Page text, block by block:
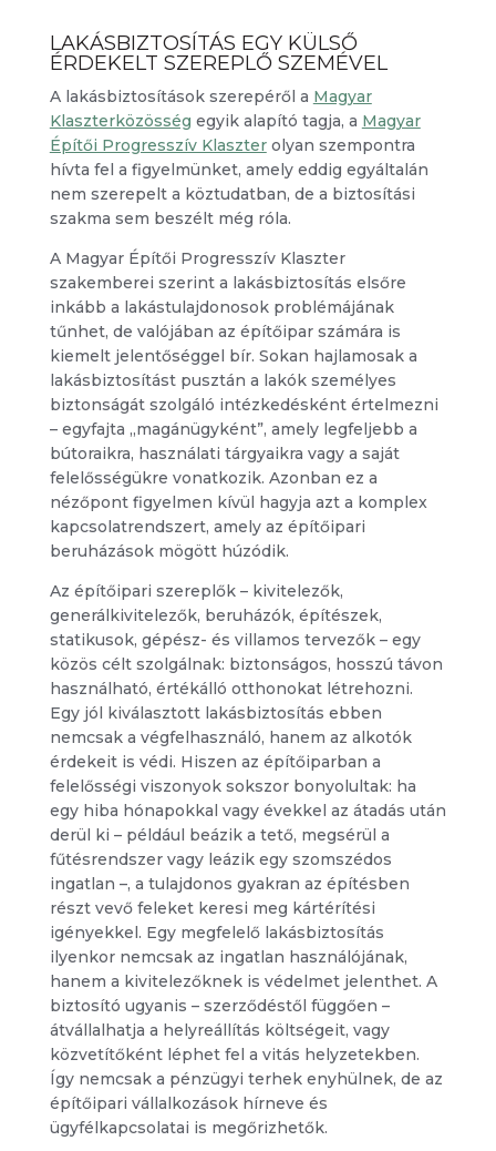
LAKÁSBIZTOSÍTÁS EGY KÜLSŐ
ÉRDEKELT SZEREPLŐ SZEMÉVEL
A lakásbiztosítások szerepéről a Magyar
Klaszterközösség egyik alapító tagja, a Magyar
Építői Progresszív Klaszterolyan szempontra
hívta fel a figyelmünket, amely eddig egyáltalán
nem szerepelt a köztudatban, de a biztosítási
szakma sem beszélt még róla.
A Magyar Építői Progresszív Klaszter
szakemberei szerint a lakásbiztosítás elsőre
inkább a lakástulajdonosok problémájának
tűnhet, de valójában az építőipar számára is
kiemelt jelentőséggel bír. Sokan hajlamosak a
lakásbiztosítást pusztán a lakók személyes
biztonságát szolgáló intézkedésként értelmezni
– egyfajta „magánügyként”, amely legfeljebb a
bútoraikra, használati tárgyaikra vagy a saját
felelősségükre vonatkozik. Azonban ez a
nézőpont figyelmen kívül hagyja azt a komplex
kapcsolatrendszert, amely az építőipari
beruházások mögött húzódik.
Az építőipari szereplők – kivitelezők,
generálkivitelezők, beruházók, építészek,
statikusok, gépész- és villamos tervezők – egy
közös célt szolgálnak: biztonságos, hosszú távon
használható, értékálló otthonokat létrehozni.
Egy jól kiválasztott lakásbiztosítás ebben
nemcsak a végfelhasználó, hanem az alkotók
érdekeit is védi. Hiszen az építőiparban a
felelősségi viszonyok sokszor bonyolultak: ha
egy hiba hónapokkal vagy évekkel az átadás után
derül ki – például beázik a tető, megsérül a
fűtésrendszer vagy leázik egy szomszédos
ingatlan –, a tulajdonos gyakran az építésben
részt vevő feleket keresi meg kártérítési
igényekkel. Egy megfelelő lakásbiztosítás
ilyenkor nemcsak az ingatlan használójának,
hanem a kivitelezőknek is védelmet jelenthet. A
biztosító ugyanis – szerződéstől függően –
átvállalhatja a helyreállítás költségeit, vagy
közvetítőként léphet fel a vitás helyzetekben.
Így nemcsak a pénzügyi terhek enyhülnek, de az
építőipari vállalkozások hírneve és
ügyfélkapcsolatai is megőrizhetők.